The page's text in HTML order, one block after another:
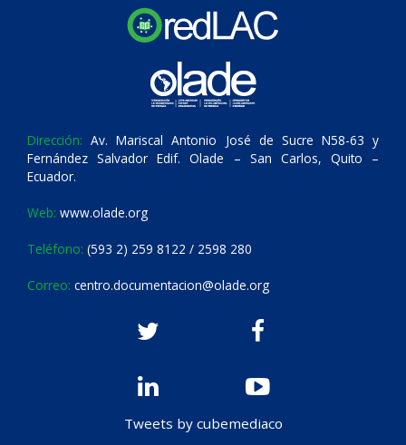
Dirección: Av. Mariscal Antonio José de Sucre N58-63 y
Fernández Salvador Edif. Olade – San Carlos, Quito –
Ecuador.
Web: www.olade.org
Teléfono: (593 2) 259 8122 / 2598 280
Correo: centro.documentacion@olade.org
Tweets by cubemediaco